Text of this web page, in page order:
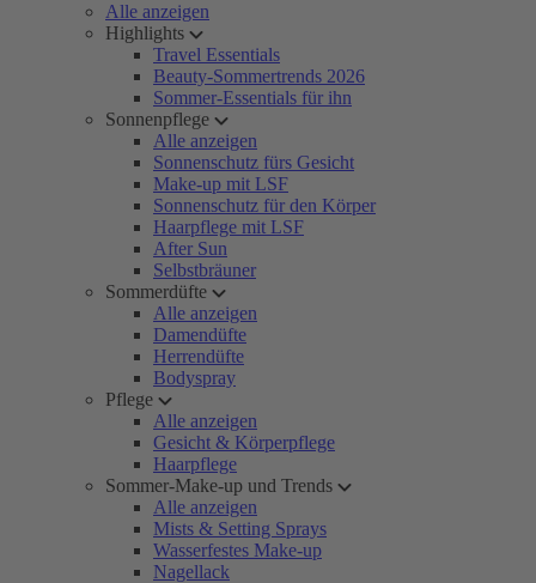
Alle anzeigen
Highlights
Travel Essentials
Beauty-Sommertrends 2026
Sommer-Essentials für ihn
Sonnenpflege
Alle anzeigen
Sonnenschutz fürs Gesicht
Make-up mit LSF
Sonnenschutz für den Körper
Haarpflege mit LSF
After Sun
Selbstbräuner
Sommerdüfte
Alle anzeigen
Damendüfte
Herrendüfte
Bodyspray
Pflege
Alle anzeigen
Gesicht & Körperpflege
Haarpflege
Sommer-Make-up und Trends
Alle anzeigen
Mists & Setting Sprays
Wasserfestes Make-up
Nagellack